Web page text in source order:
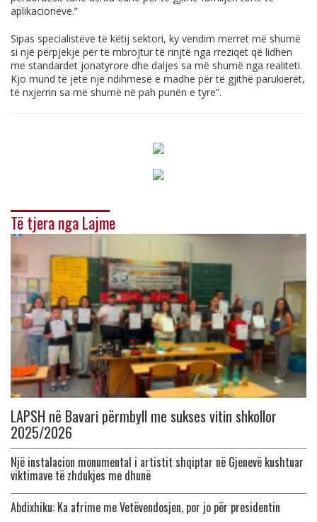
aplikacioneve.”
Sipas specialistëve të këtij sektori, ky vendim merret më shumë
si një përpjekje për të mbrojtur të rinjtë nga rreziqet që lidhen
me standardet jonatyrore dhe daljes sa më shumë nga realiteti.
Kjo mund të jetë një ndihmesë e madhe për të gjithë parukierët,
të nxjerrin sa më shumë në pah punën e tyre”.
Të tjera nga Lajme
LAPSH në Bavari përmbyll me sukses vitin shkollor
2025/2026
Një instalacion monumental i artistit shqiptar në Gjenevë kushtuar
viktimave të zhdukjes me dhunë
Abdixhiku: Ka afrime me Vetëvendosjen, por jo për presidentin